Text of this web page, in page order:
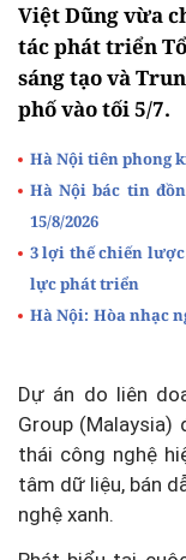
Việt Dũng vừa
tác phát triển
sáng tạo và
phố vào tối 5/7.
Hà Nội tiên phong
Hà Nội bác tin
15/8/2026
3 lợi thế chiến
lực phát triển
Hà Nội: Hòa nhạc
Dự án do liên
Group
thái công nghệ
tâm dữ liệu, bán
nghệ xanh.